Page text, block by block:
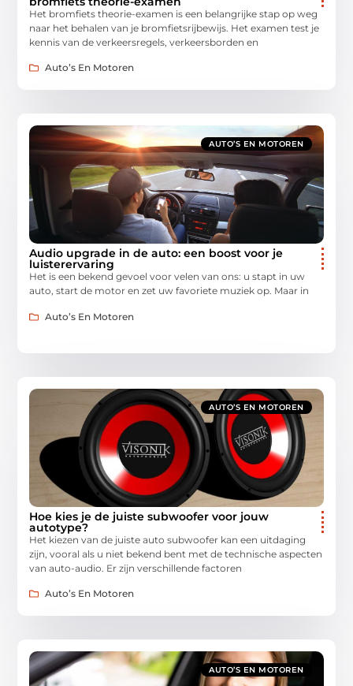
Het bromfiets theorie-examen is een belangrijke stap op weg
naar het behalen van je bromfietsrijbewijs. Het examen test je
kennis van de verkeersregels, verkeersborden en
Auto’s En Motoren
AUTO’S EN MOTOREN
Audio upgrade in de auto: een boost voor je
luisterervaring
Het is een bekend gevoel voor velen van ons: u stapt in uw
auto, start de motor en zet uw favoriete muziek op. Maar in
Auto’s En Motoren
AUTO’S EN MOTOREN
Hoe kies je de juiste subwoofer voor jouw
autotype?
Het kiezen van de juiste auto subwoofer kan een uitdaging
zijn, vooral als u niet bekend bent met de technische aspecten
van auto-audio. Er zijn verschillende factoren
Auto’s En Motoren
AUTO’S EN MOTOREN